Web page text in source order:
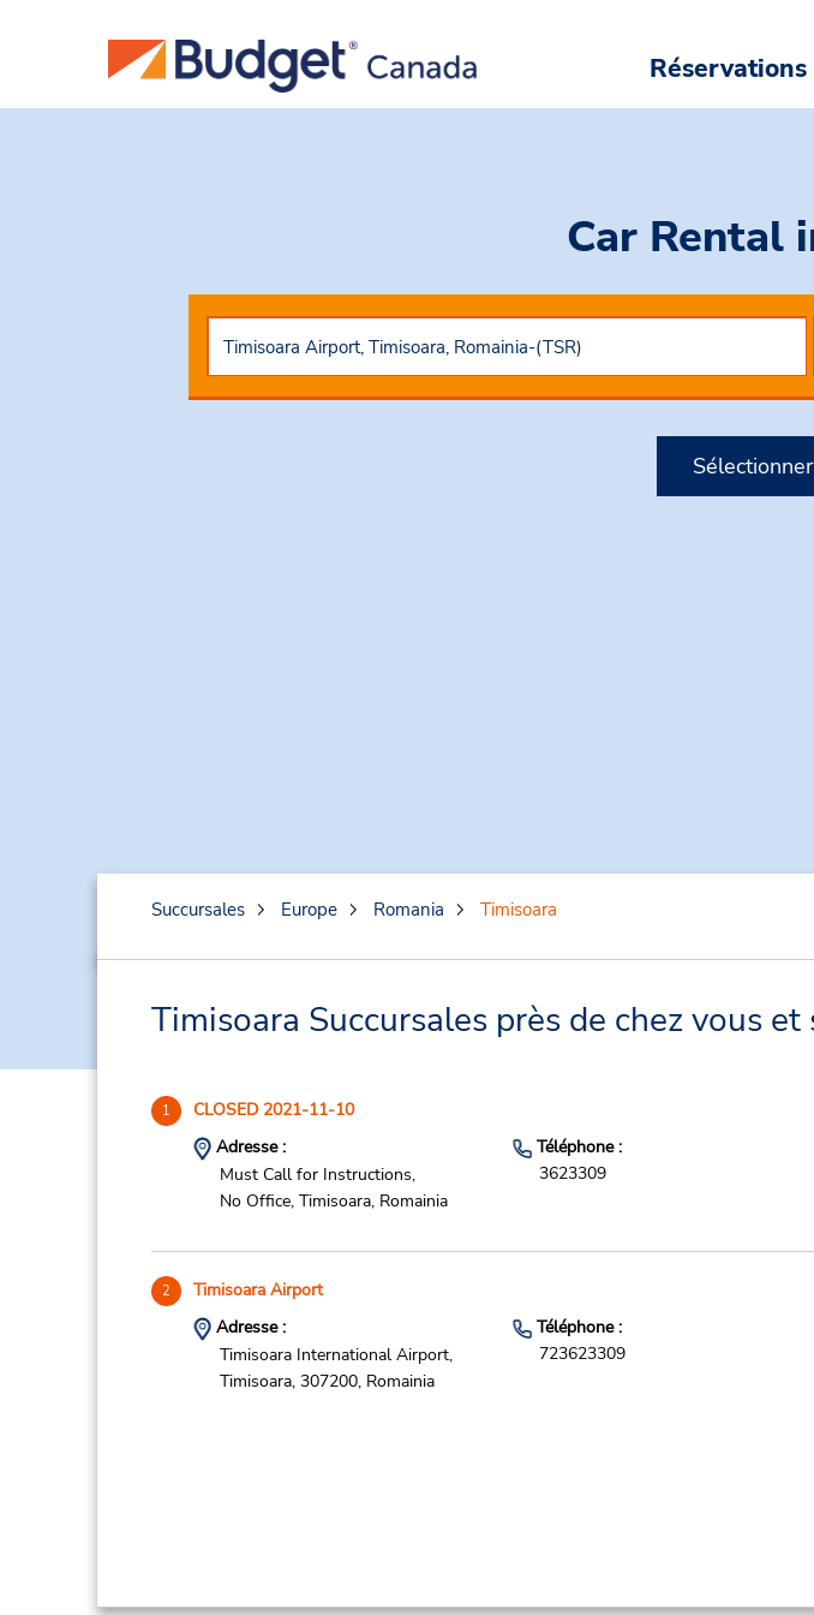
Réservations
Car Rental
Succursales Europe Romania Timisoara
Timisoara Succursales près de chez vous
1 CLOSED 2021-11-10
Adresse :
Must Call for Instructions,
No Office, Timisoara, Romainia
Téléphone :
3623309
2 Timisoara Airport
Adresse :
Timisoara International Airport,
Timisoara, 307200, Romainia
Téléphone :
723623309